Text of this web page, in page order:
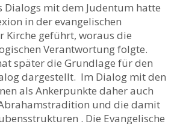
Dialogs mit dem Judentum hatte
in der evangelischen
Kirche geführt, woraus die
Verantwortung folgte.
später die Grundlage für den
dargestellt. Im Dialog mit den
als Ankerpunkte daher auch
und die damit
. Die Evangelische